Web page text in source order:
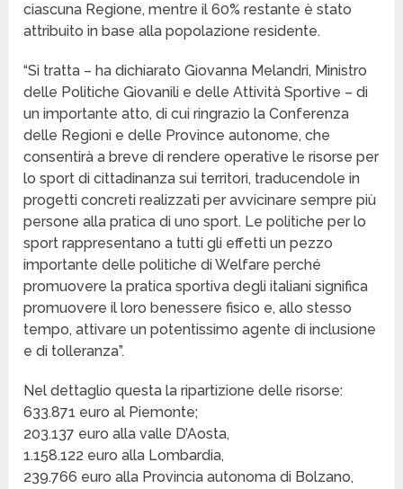
ciascuna Regione, mentre il 60% restante è stato
attribuito in base alla popolazione residente.
“Si tratta – ha dichiarato Giovanna Melandri, Ministro
delle Politiche Giovanili e delle Attività Sportive – di
un importante atto, di cui ringrazio la Conferenza
delle Regioni e delle Province autonome, che
consentirà a breve di rendere operative le risorse per
lo sport di cittadinanza sui territori, traducendole in
progetti concreti realizzati per avvicinare sempre più
persone alla pratica di uno sport. Le politiche per lo
sport rappresentano a tutti gli effetti un pezzo
importante delle politiche di Welfare perché
promuovere la pratica sportiva degli italiani significa
promuovere il loro benessere fisico e, allo stesso
tempo, attivare un potentissimo agente di inclusione
e di tolleranza”.
Nel dettaglio questa la ripartizione delle risorse:
633.871 euro al Piemonte;
203.137 euro alla valle D’Aosta,
1.158.122 euro alla Lombardia,
239.766 euro alla Provincia autonoma di Bolzano,